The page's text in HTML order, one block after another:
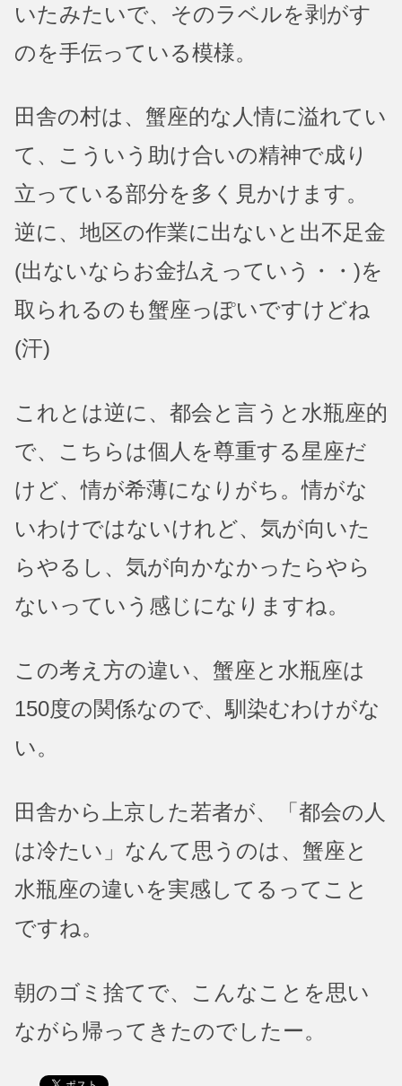
いたみたいで、そのラベルを剥がす
のを手伝っている模様。
田舎の村は、蟹座的な人情に溢れてい
て、こういう助け合いの精神で成り
立っている部分を多く見かけます。
逆に、地区の作業に出ないと出不足金
(出ないならお金払えっていう・・)を
取られるのも蟹座っぽいですけどね
(汗)
これとは逆に、都会と言うと水瓶座的
で、こちらは個人を尊重する星座だ
けど、情が希薄になりがち。情がな
いわけではないけれど、気が向いた
らやるし、気が向かなかったらやら
ないっていう感じになりますね。
この考え方の違い、蟹座と水瓶座は
150度の関係なので、馴染むわけがな
い。
田舎から上京した若者が、「都会の人
は冷たい」なんて思うのは、蟹座と
水瓶座の違いを実感してるってこと
ですね。
朝のゴミ捨てで、こんなことを思い
ながら帰ってきたのでしたー。